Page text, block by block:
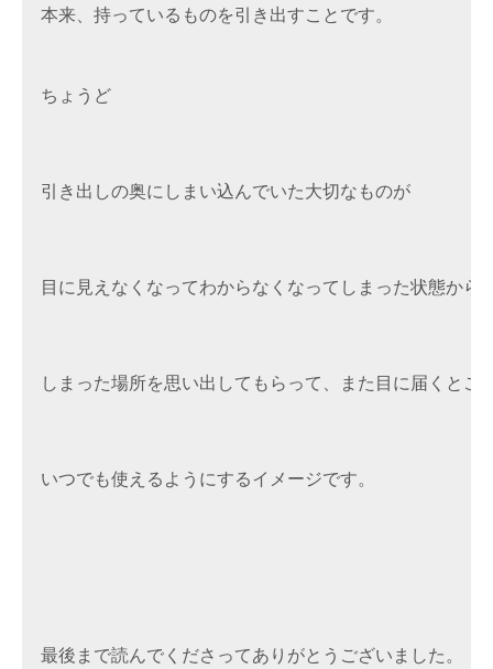
本来、持っているものを引き出すことです。
ちょうど
引き出しの奥にしまい込んでいた大切なものが
目に見えなくなってわからなくなってしまった状態から
しまった場所を思い出してもらって、また目に届くとこ
いつでも使えるようにするイメージです。
最後まで読んでくださってありがとうございました。